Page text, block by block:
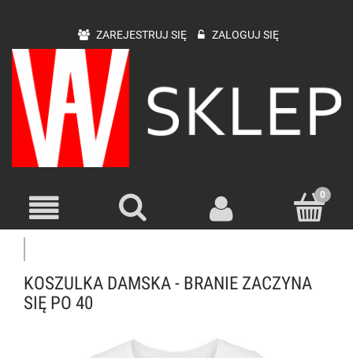
ZAREJESTRUJ SIĘ ZALOGUJ SIĘ
KOSZULKA DAMSKA - BRANIE ZACZYNA
SIĘ PO 40